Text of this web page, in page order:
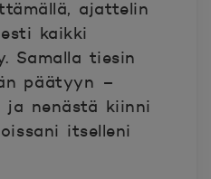
ajattelin
kaikki
Samalla tiesin
päätyyn –
nenästä kiinni
itselleni